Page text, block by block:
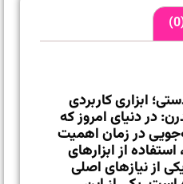
کاربردی
دنیای امروز که
در زمان اهمیت
از ابزارهای
نیازهای اصلی